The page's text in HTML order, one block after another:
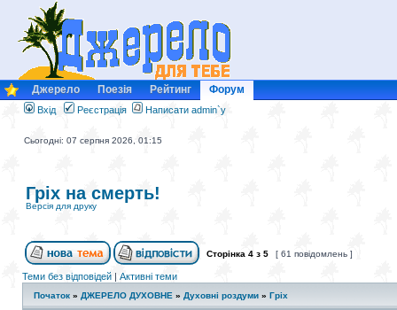
Джерело Поезія Рейтинг Форум
Вхід Реєстрація Написати admin`у
Сьогодні: 07 серпня 2026, 01:15
Гріх на смерть!
Версія для друку
Сторінка 4 з 5 [ 61 повідомлень ]
Теми без відповідей | Активні теми
Початок » ДЖЕРЕЛО ДУХОВНЕ » Духовні роздуми » Гріх